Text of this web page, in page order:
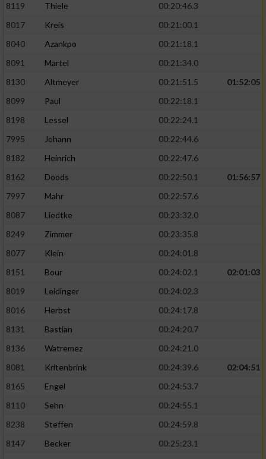
8119
Thiele
00:20:46.3
8017
Kreis
00:21:00.1
8040
Azankpo
00:21:18.1
8091
Martel
00:21:34.0
8130
Altmeyer 00:21:51.5
01:52:05
8099
Paul
00:22:18.1
8198
Lessel
00:22:24.1
7995
Johann
00:22:44.6
8182
Heinrich
00:22:47.6
8162
Doods 00:22:50.1
01:56:57
7997
Mahr
00:22:57.6
8087
Liedtke
00:23:32.0
8249
Zimmer
00:23:35.8
8077
Klein
00:24:01.8
8151
Bour 00:24:02.1
02:01:03
8019
Leidinger
00:24:02.3
8016
Herbst
00:24:17.8
8131
Bastian
00:24:20.7
8136
Watremez
00:24:21.0
8081
Kritenbrink 00:24:39.6
02:04:51
8165
Engel
00:24:53.7
8110
Sehn
00:24:55.1
8238
Steffen
00:24:59.8
8147
Becker
00:25:23.1